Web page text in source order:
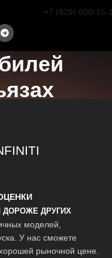
+7 (929) 600-16-
ДОРОЖЕ ДРУГИХ
моделей,
У нас сможете
рыночной цене.